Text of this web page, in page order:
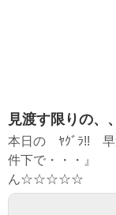
見渡す限りの、、
本日の ﾔｸﾞﾗ!! 早
件下で・・・
ん☆☆☆☆☆